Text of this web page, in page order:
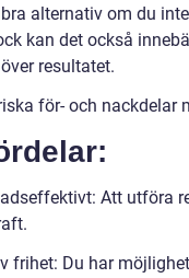
alternativ om du
kan det också
resultatet.
för- och nackdelar
Att utföra
frihet: Du har